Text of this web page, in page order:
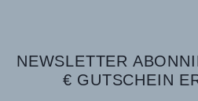
NEWSLETTER
€ GUTSCHEIN